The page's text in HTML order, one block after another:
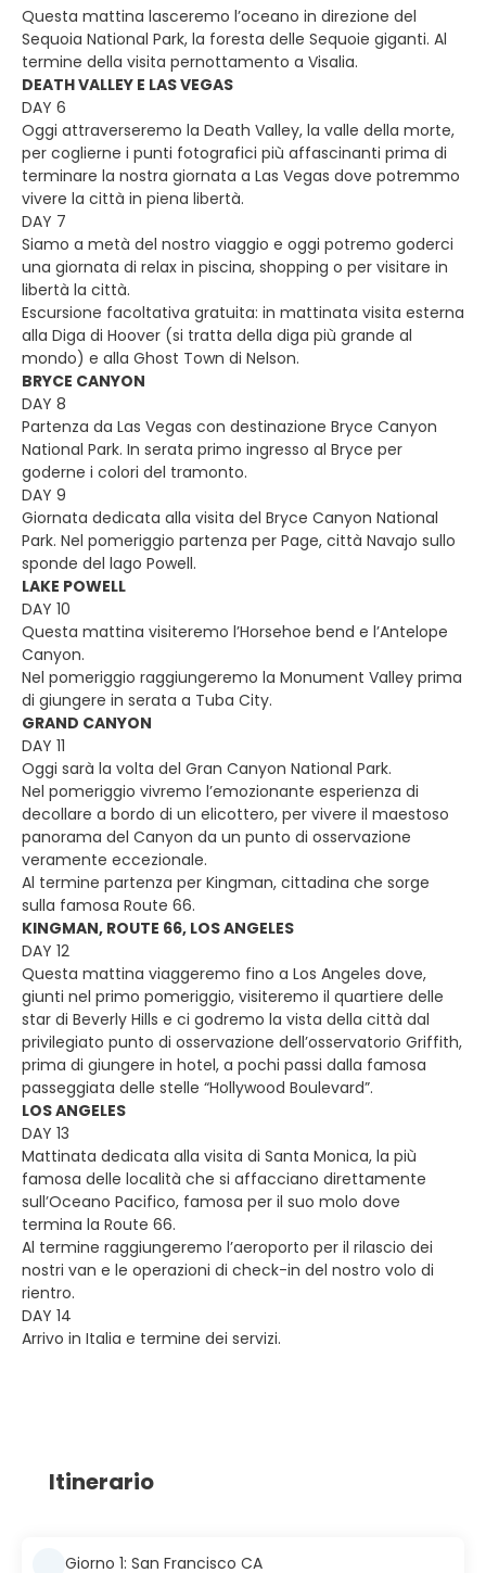
Questa mattina lasceremo l’oceano in direzione del
Sequoia National Park, la foresta delle Sequoie giganti. Al
termine della visita pernottamento a Visalia.
DEATH VALLEY E LAS VEGAS
DAY 6
Oggi attraverseremo la Death Valley, la valle della morte,
per coglierne i punti fotografici più affascinanti prima di
terminare la nostra giornata a Las Vegas dove potremmo
vivere la città in piena libertà.
DAY 7
Siamo a metà del nostro viaggio e oggi potremo goderci
una giornata di relax in piscina, shopping o per visitare in
libertà la città.
Escursione facoltativa gratuita: in mattinata visita esterna
alla Diga di Hoover (si tratta della diga più grande al
mondo) e alla Ghost Town di Nelson.
BRYCE CANYON
DAY 8
Partenza da Las Vegas con destinazione Bryce Canyon
National Park. In serata primo ingresso al Bryce per
goderne i colori del tramonto.
DAY 9
Giornata dedicata alla visita del Bryce Canyon National
Park. Nel pomeriggio partenza per Page, città Navajo sullo
sponde del lago Powell.
LAKE POWELL
DAY 10
Questa mattina visiteremo l’Horsehoe bend e l’Antelope
Canyon.
Nel pomeriggio raggiungeremo la Monument Valley prima
di giungere in serata a Tuba City.
GRAND CANYON
DAY 11
Oggi sarà la volta del Gran Canyon National Park.
Nel pomeriggio vivremo l’emozionante esperienza di
decollare a bordo di un elicottero, per vivere il maestoso
panorama del Canyon da un punto di osservazione
veramente eccezionale.
Al termine partenza per Kingman, cittadina che sorge
sulla famosa Route 66.
KINGMAN, ROUTE 66, LOS ANGELES
DAY 12
Questa mattina viaggeremo fino a Los Angeles dove,
giunti nel primo pomeriggio, visiteremo il quartiere delle
star di Beverly Hills e ci godremo la vista della città dal
privilegiato punto di osservazione dell’osservatorio Griffith,
prima di giungere in hotel, a pochi passi dalla famosa
passeggiata delle stelle “Hollywood Boulevard”.
LOS ANGELES
DAY 13
Mattinata dedicata alla visita di Santa Monica, la più
famosa delle località che si affacciano direttamente
sull’Oceano Pacifico, famosa per il suo molo dove
termina la Route 66.
Al termine raggiungeremo l’aeroporto per il rilascio dei
nostri van e le operazioni di check-in del nostro volo di
rientro.
DAY 14
Arrivo in Italia e termine dei servizi.
Itinerario
Giorno 1: San Francisco CA